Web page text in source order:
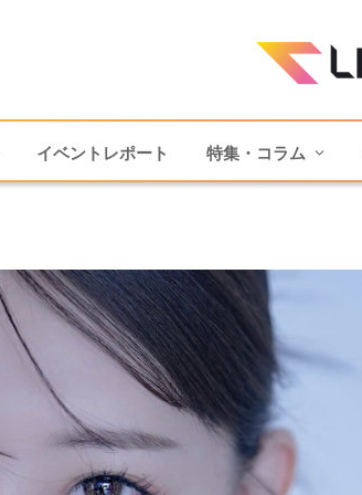
イベントレポート 特集・コラム